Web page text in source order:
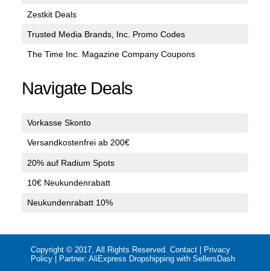
Zestkit Deals
Trusted Media Brands, Inc. Promo Codes
The Time Inc. Magazine Company Coupons
Navigate Deals
Vorkasse Skonto
Versandkostenfrei ab 200€
20% auf Radium Spots
10€ Neukundenrabatt
Neukundenrabatt 10%
Copyright © 2017, All Rights Reserved.Contact | Privacy
Policy | Partner:AliExpress Dropshipping with SellersDash